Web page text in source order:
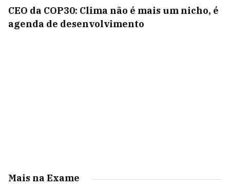
CEO da COP30: Clima não é mais um nicho, é
agenda de desenvolvimento
Mais na Exame